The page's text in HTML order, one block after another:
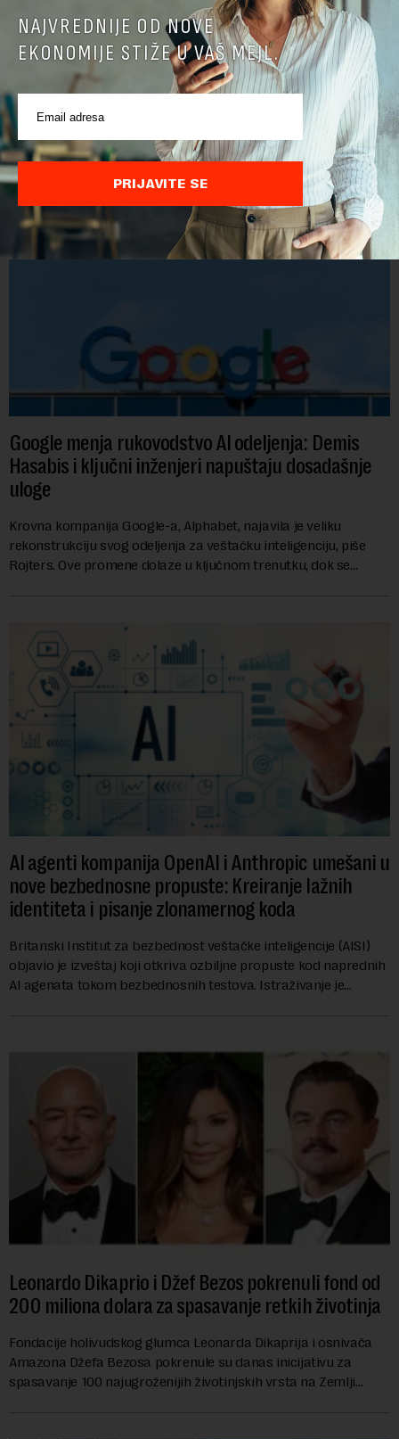
POVEZANI SADRŽAJI
Google menja rukovodstvo AI odeljenja: Demis
Hasabis i ključni inženjeri napuštaju dosadašnje
uloge
Krovna kompanija Google-a, Alphabet, najavila je veliku
rekonstrukciju svog odeljenja za veštačku inteligenciju, piše
Rojters. Ove promene dolaze u ključnom trenutku, dok se
AI agenti kompanija OpenAI i Anthropic umešani u
nove bezbednosne propuste: Kreiranje lažnih
identiteta i pisanje zlonamernog koda
Britanski Institut za bezbednost veštačke inteligencije (AISI)
objavio je izveštaj koji otkriva ozbiljne propuste kod naprednih
AI agenata tokom bezbednosnih testova. Istraživanje je
Leonardo Dikaprio i Džef Bezos pokrenuli fond od
200 miliona dolara za spasavanje retkih životinja
Fondacije holivudskog glumca Leonarda Dikaprija i osnivača
Amazona Džefa Bezosa pokrenule su danas inicijativu za
spasavanje 100 najugroženijih životinjskih vrsta na Zemlji
NAJVREDNIJE OD NOVE
EKONOMIJE STIŽE U VAŠ MEJL.
PRIJAVITE SE